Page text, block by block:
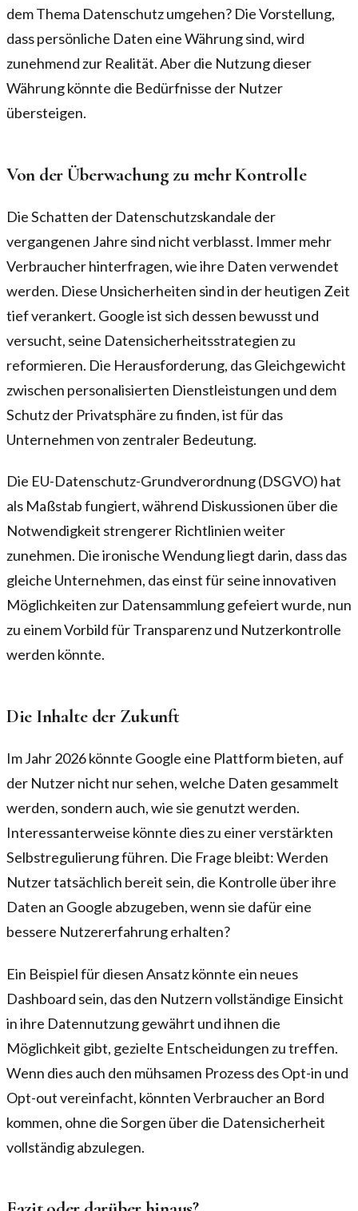
dem Thema Datenschutz umgehen? Die Vorstellung,
dass persönliche Daten eine Währung sind, wird
zunehmend zur Realität. Aber die Nutzung dieser
Währung könnte die Bedürfnisse der Nutzer
übersteigen.
Von der Überwachung zu mehr Kontrolle
Die Schatten der Datenschutzskandale der
vergangenen Jahre sind nicht verblasst. Immer mehr
Verbraucher hinterfragen, wie ihre Daten verwendet
werden. Diese Unsicherheiten sind in der heutigen Zeit
tief verankert. Google ist sich dessen bewusst und
versucht, seine Datensicherheitsstrategien zu
reformieren. Die Herausforderung, das Gleichgewicht
zwischen personalisierten Dienstleistungen und dem
Schutz der Privatsphäre zu finden, ist für das
Unternehmen von zentraler Bedeutung.
Die EU-Datenschutz-Grundverordnung (DSGVO) hat
als Maßstab fungiert, während Diskussionen über die
Notwendigkeit strengerer Richtlinien weiter
zunehmen. Die ironische Wendung liegt darin, dass das
gleiche Unternehmen, das einst für seine innovativen
Möglichkeiten zur Datensammlung gefeiert wurde, nun
zu einem Vorbild für Transparenz und Nutzerkontrolle
werden könnte.
Die Inhalte der Zukunft
Im Jahr 2026 könnte Google eine Plattform bieten, auf
der Nutzer nicht nur sehen, welche Daten gesammelt
werden, sondern auch, wie sie genutzt werden.
Interessanterweise könnte dies zu einer verstärkten
Selbstregulierung führen. Die Frage bleibt: Werden
Nutzer tatsächlich bereit sein, die Kontrolle über ihre
Daten an Google abzugeben, wenn sie dafür eine
bessere Nutzererfahrung erhalten?
Ein Beispiel für diesen Ansatz könnte ein neues
Dashboard sein, das den Nutzern vollständige Einsicht
in ihre Datennutzung gewährt und ihnen die
Möglichkeit gibt, gezielte Entscheidungen zu treffen.
Wenn dies auch den mühsamen Prozess des Opt-in und
Opt-out vereinfacht, könnten Verbraucher an Bord
kommen, ohne die Sorgen über die Datensicherheit
vollständig abzulegen.